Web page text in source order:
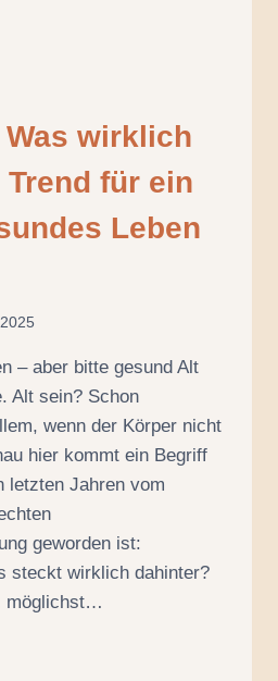
wirklich
für ein
Leben
– aber bitte gesund Alt
Alt sein? Schon
wenn der Körper nicht
hier kommt ein Begriff
letzten Jahren vom
geworden ist:
steckt wirklich dahinter?
möglichst…